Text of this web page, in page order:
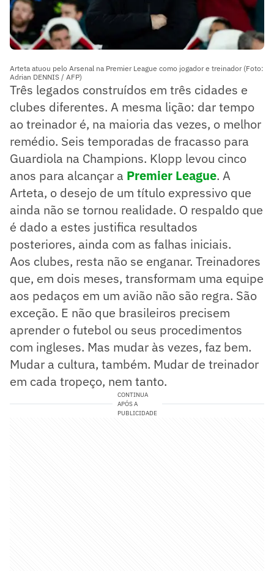
Arteta atuou pelo Arsenal na Premier League como jogador e treinador (Foto:
Adrian DENNIS / AFP)
Três legados construídos em três cidades e
clubes diferentes. A mesma lição: dar tempo
ao treinador é, na maioria das vezes, o melhor
remédio. Seis temporadas de fracasso para
Guardiola na Champions. Klopp levou cinco
anos para alcançar a Premier League. A
Arteta, o desejo de um título expressivo que
ainda não se tornou realidade. O respaldo que
é dado a estes justifica resultados
posteriores, ainda com as falhas iniciais.
Aos clubes, resta não se enganar. Treinadores
que, em dois meses, transformam uma equipe
aos pedaços em um avião não são regra. São
exceção. E não que brasileiros precisem
aprender o futebol ou seus procedimentos
com ingleses. Mas mudar às vezes, faz bem.
Mudar a cultura, também. Mudar de treinador
em cada tropeço, nem tanto.
CONTINUA
APÓS A
PUBLICIDADE